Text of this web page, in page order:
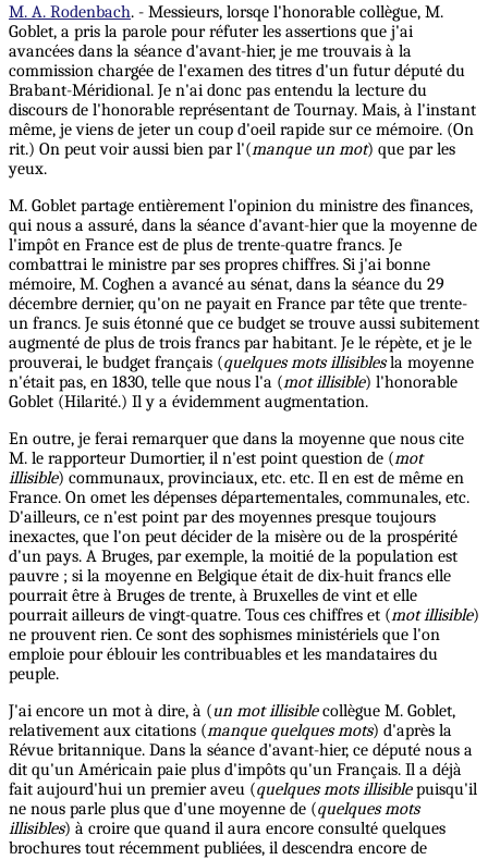
M. A. Rodenbach. - Messieurs, lorsqe l'honorable collègue, M.
Goblet, a pris la parole pour réfuter les assertions que j'ai
avancées dans la séance d'avant-hier, je me trouvais à la
commission chargée de l'examen des titres d'un futur député du
Brabant-Méridional. Je n'ai donc pas entendu la lecture du
discours de l'honorable représentant de Tournay. Mais, à l'instant
même, je viens de jeter un coup d'oeil rapide sur ce mémoire. (On
rit.) On peut voir aussi bien par l'(manque un mot) que par les
yeux.
M. Goblet partage entièrement l'opinion du ministre des finances,
qui nous a assuré, dans la séance d'avant-hier que la moyenne de
l'impôt en France est de plus de trente-quatre francs. Je
combattrai le ministre par ses propres chiffres. Si j'ai bonne
mémoire, M. Coghen a avancé au sénat, dans la séance du 29
décembre dernier, qu'on ne payait en France par tête que trente-
un francs. Je suis étonné que ce budget se trouve aussi subitement
augmenté de plus de trois francs par habitant. Je le répète, et je le
prouverai, le budget français (quelques mots illisiblesla moyenne
n'était pas, en 1830, telle que nous l'a (mot illisible) l'honorable
Goblet (Hilarité.) Il y a évidemment augmentation.
En outre, je ferai remarquer que dans la moyenne que nous cite
M. le rapporteur Dumortier, il n'est point question de (mot
illisible) communaux, provinciaux, etc. etc. Il en est de même en
France. On omet les dépenses départementales, communales, etc.
D'ailleurs, ce n'est point par des moyennes presque toujours
inexactes, que l'on peut décider de la misère ou de la prospérité
d'un pays. A Bruges, par exemple, la moitié de la population est
pauvre ; si la moyenne en Belgique était de dix-huit francs elle
pourrait être à Bruges de trente, à Bruxelles de vint et elle
pourrait ailleurs de vingt-quatre. Tous ces chiffres et (mot illisible)
ne prouvent rien. Ce sont des sophismes ministériels que l'on
emploie pour éblouir les contribuables et les mandataires du
peuple.
J'ai encore un mot à dire, à (un mot illisiblecollègue M. Goblet,
relativement aux citations (manque quelques mots) d'après la
Révue britannique. Dans la séance d'avant-hier, ce député nous a
dit qu'un Américain paie plus d'impôts qu'un Français. Il a déjà
fait aujourd'hui un premier aveu (quelques mots illisiblepuisqu'il
ne nous parle plus que d'une moyenne de (quelques mots
illisibles) à croire que quand il aura encore consulté quelques
brochures tout récemment publiées, il descendra encore de